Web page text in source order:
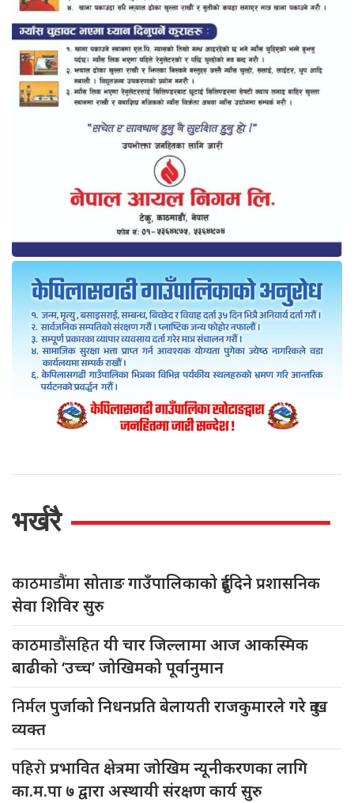
भर्खरै
काठमाडौंमासोताङ गाउँपालिकाको दुईदिने प्रशासनिक
सेवा शिविर सुरु
काठमाडौंसहितयी चार जिल्लामा आज आकस्मिक
बाढीको ‘उच्च’ जोखिमको पूर्वानुमान
निर्मलपुर्जाको निधनप्रति बेलायती राजकुमारले गरे दुःख
व्यक्त
पहिरोप्रभावित क्षेत्रमा जोखिम न्यूनीकरणका लागि
का.म.पा ७ द्वारा अस्थायी संरक्षण कार्य सुरु